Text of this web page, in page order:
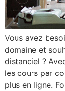
Vous avez
domaine et
distanciel ?
les cours par
plus en ligne.